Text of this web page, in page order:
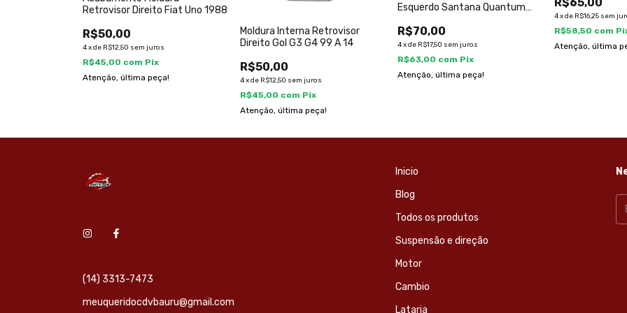
Retrovisor Direito Fiat Uno 1988
R$50,00
4xde R$12,50 sem juros
R$45,00 com Pix
Atenção, última peça!
Moldura Interna Retrovisor
Direito Gol G3 G4 99 A 14
R$50,00
4xde R$12,50 sem juros
R$45,00 com Pix
Atenção, última peça!
Esquerdo Santana Quantum
R$70,00
4 xde R$17,50 sem juros
R$63,00 com Pix
Atenção, última peça!
4xde R$16,25 sem
R$58,50 com
Atenção, última
(14) 3313-7473
meuqueridocdvbauru@gmail.com
Inicio
Blog
Todos os produtos
Suspensão e direção
Motor
Cambio
Lataria